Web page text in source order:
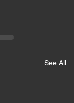
See All